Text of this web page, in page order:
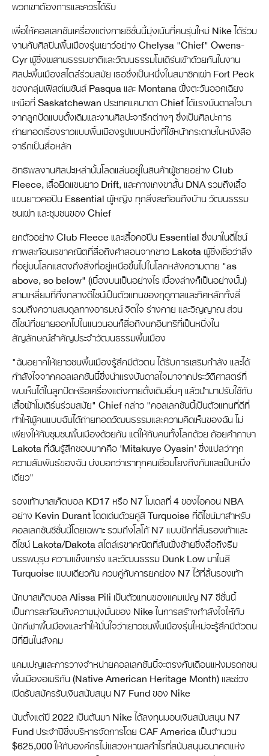
พวกเขาต้องการและควรได้รับ
เพื่อให้คอลเลกชันเครื่องแต่งกายซีซั่นนี้มุ่งเน้นที่คนรุ่นใหม่ Nike ได้ร่วม
งานกับศิลปินพื้นเมืองรุ่นเยาว์อย่าง Chelysa "Chief" Owens-
Cyr ผู้ซึ่งผสานธรรมชาติและวัฒนธรรมโมเดิร์นเข้าด้วยกันในงาน
ศิลปะพื้นเมืองสไตล์ร่วมสมัย เธอซึ่งเป็นหนึ่งในสมาชิกเผ่า Fort Peck
ของกลุ่มเฟิสต์เนชันส์ Pasqua และ Montana ฝั่งตะวันออกเฉียง
เหนือที่ Saskatchewan ประเทศแคนาดา Chief ได้แรงบันดาลใจมา
จากลูกปัดแบบดั้งเดิมและงานศิลปะจารึกต่างๆ ซึ่งเป็นศิลปะการ
ถ่ายทอดเรื่องราวแบบพื้นเมืองรูปแบบหนึ่งที่ใช้หน้ากระดาษในหนังสือ
จารึกเป็นสื่อหลัก
อิทธิพลงานศิลปะเหล่านั้นโลดแล่นอยู่ในสินค้าผู้ชายอย่าง Club
Fleece, เสื้อยืดแขนยาว Drift, และกางเกงขาสั้น DNA รวมถึงเสื้อ
แขนยาวคอปีน Essential ผู้หญิง ทุกสิ่งสะท้อนถึงบ้าน วัฒนธรรม
ชนเผ่า และชุมชนของ Chief
ยกตัวอย่าง Club Fleece และเสื้อคอปีน Essential ซึ่งมาในดีไซน์
ภาพสะท้อนเรขาคณิตที่สื่อถึงคำสอนจากชาว Lakota ผู้ซึ่งเชื่อว่าสิ่ง
ที่อยู่บนโลกแสดงถึงสิ่งที่อยู่เหนือขึ้นไปในโลกหลังความตาย "as
above, so below" (เบื้องบนเป็นอย่างไร เบื้องล่างก็เป็นอย่างนั้น)
สามเหลี่ยมที่กึ่งกลางดีไซน์เป็นตัวแทนของฤดูกาลและทิศหลักทั้งสี่
รวมถึงความสมดุลทางอารมณ์ จิตใจ ร่างกาย และวิญญาณ ส่วน
ดีไซน์ที่ขยายออกไปในแนวนอนก็สื่อถึงนกอินทรีที่เป็นหนึ่งใน
สัญลักษณ์สำคัญประจำวัฒนธรรมพื้นเมือง
"ฉันอยากให้เยาวชนพื้นเมืองรู้สึกมีตัวตน ได้รับการเสริมกำลัง และได้
กำลังใจจากคอลเลกชันนี้ซึ่งนำแรงบันดาลใจมาจากประวัติศาสตร์ที่
พบเห็นได้ในลูกปัดหรือเครื่องแต่งกายดั้งเดิมอื่นๆ แล้วนำมาปรับใช้กับ
เสื้อผ้าโมเดิร์นร่วมสมัย" Chief กล่าว "คอลเลกชันนี้เป็นตัวแทนที่ดีที่
ทำให้ผู้คนแบบฉันได้ถ่ายทอดวัฒนธรรมและความคิดเห็นของฉัน ไม่
เพียงให้กับชุมชนพื้นเมืองด้วยกัน แต่ให้กับคนทั้งโลกด้วย ถ้อยคำภาษา
Lakota ที่ฉันรู้สึกชอบมากคือ 'Mitakuye Oyasin' ซึ่งแปลว่าทุก
ความสัมพันธ์ของฉัน บ่งบอกว่าเราทุกคนเชื่อมโยงถึงกันและเป็นหนึ่ง
เดียว"
รองเท้าบาสเก็ตบอล KD17 หรือ N7 โมเดลที่ 4 ของไอคอน NBA
อย่าง Kevin Durant โดดเด่นด้วยคู่สี Turquoise ที่ดีไซน์มาสำหรับ
คอลเลกชันซีซั่นนี้โดยเฉพาะ รวมถึงโลโก้ N7 แบบปักที่ลิ้นรองเท้าและ
ดีไซน์ Lakota/Dakota สไตล์เรขาคณิตที่ส้นฝั่งซ้ายซึ่งสื่อถึงธีม
บรรพบุรุษ ความแข็งแกร่ง และวัฒนธรรม Dunk Low มาในสี
Turquoise แบบเดียวกัน ควบคู่กับการยกย่อง N7 ไว้ที่ลิ้นรองเท้า
นักบาสเก็ตบอล Alissa Pili เป็นตัวแทนของแคมเปญ N7 ซีซั่นนี้
เป็นการสะท้อนถึงความมุ่งมั่นของ Nike ในการสร้างกำลังใจให้กับ
นักกีฬาพื้นเมืองและทำให้มั่นใจว่าเยาวชนพื้นเมืองรุ่นใหม่จะรู้สึกมีตัวตน
มีที่ยืนในสังคม
แคมเปญและการวางจำหน่ายคอลเลกชันนี้จะตรงกับเดือนแห่งมรดกชน
พื้นเมืองอเมริกัน (Native American Heritage Month) และช่วง
เปิดรับสมัครรับเงินสนับสนุน N7 Fund ของ Nike
นับตั้งแต่ปี 2022 เป็นต้นมา Nike ได้ลงทุนมอบเงินสนับสนุน N7
Fund ประจำปีซึ่งบริหารจัดการโดย CAF America เป็นจำนวน
$625,000 ให้กับองค์กรไม่แสวงหาผลกำไรที่สนับสนุนอนาคตแห่ง